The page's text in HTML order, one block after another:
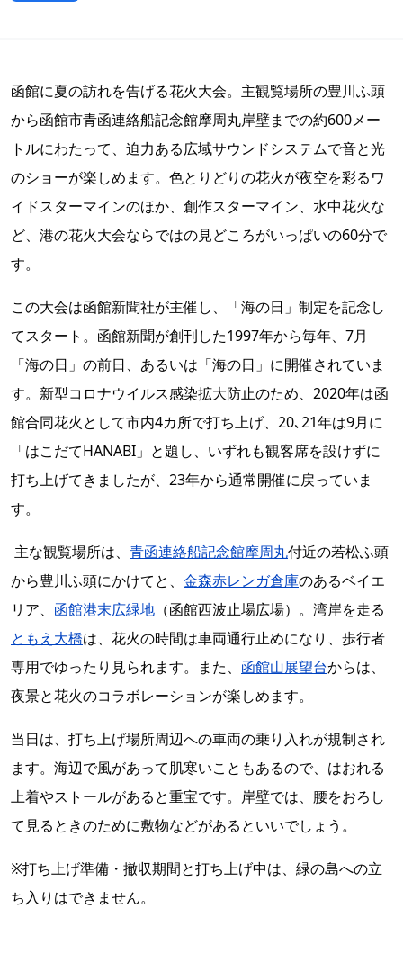
函館に夏の訪れを告げる花火大会。主観覧場所の豊川ふ頭
から函館市青函連絡船記念館摩周丸岸壁までの約600メー
トルにわたって、迫力ある広域サウンドシステムで音と光
のショーが楽しめます。色とりどりの花火が夜空を彩るワ
イドスターマインのほか、創作スターマイン、水中花火な
ど、港の花火大会ならではの見どころがいっぱいの60分で
す。
この大会は函館新聞社が主催し、「海の日」制定を記念し
てスタート。函館新聞が創刊した1997年から毎年、7月
「海の日」の前日、あるいは「海の日」に開催されていま
す。新型コロナウイルス感染拡大防止のため、2020年は函
館合同花火として市内4カ所で打ち上げ、20､21年は9月に
「はこだてHANABI」と題し、いずれも観客席を設けずに
打ち上げてきましたが、23年から通常開催に戻っていま
す。
主な観覧場所は、 青函連絡船記念館摩周丸付近の若松ふ頭
から豊川ふ頭にかけてと、 金森赤レンガ倉庫のあるベイエ
リア、 函館港末広緑地 （函館西波止場広場）。湾岸を走る
ともえ大橋は、花火の時間は車両通行止めになり、歩行者
専用でゆったり見られます。また、 函館山展望台からは、
夜景と花火のコラボレーションが楽しめます。
当日は、打ち上げ場所周辺への車両の乗り入れが規制され
ます。海辺で風があって肌寒いこともあるので、はおれる
上着やストールがあると重宝です。岸壁では、腰をおろし
て見るときのために敷物などがあるといいでしょう。
※打ち上げ準備・撤収期間と打ち上げ中は、緑の島への立
ち入りはできません。